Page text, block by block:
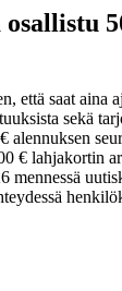
että saat aina
sekä
alennuksen
€ lahjakortin
mennessä